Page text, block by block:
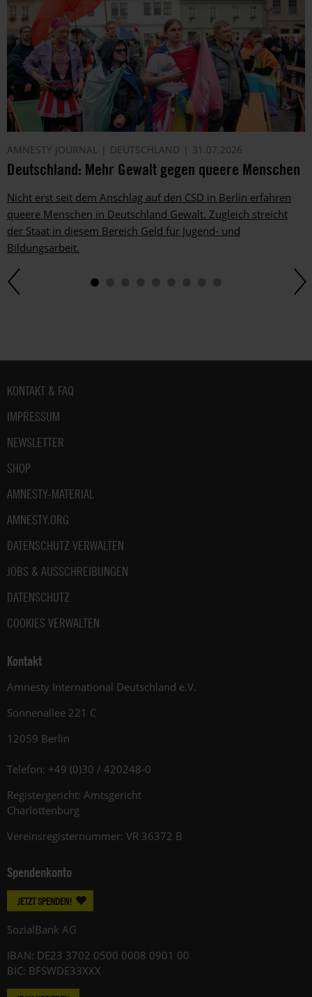
E-
Mail.
Dem
kannst
du
im
gesetzlichen
Rahmen
widersprechen.
Weitere
zum
Datenschutz
unter:
AMNESTY JOURNAL DEUTSCHLAND 31.07.2026
Deutschland: Mehr Gewalt gegen queere Menschen
Nicht erst seit dem Anschlag auf den CSD in Berlin erfahren
queere Menschen in Deutschland Gewalt. Zugleich streicht
der Staat in diesem Bereich Geld für Jugend- und
Bildungsarbeit.
Fußbereich
KONTAKT & FAQ
IMPRESSUM
NEWSLETTER
SHOP
AMNESTY-MATERIAL
AMNESTY.ORG
DATENSCHUTZ VERWALTEN
JOBS & AUSSCHREIBUNGEN
DATENSCHUTZ
COOKIES VERWALTEN
Kontakt
Amnesty International Deutschland e.V.
Sonnenallee 221 C
12059 Berlin
Telefon: +49 (0)30 / 420248-0
Registergericht: Amtsgericht
Charlottenburg
Vereinsregisternummer: VR 36372 B
Spendenkonto
JETZT SPENDEN!
SozialBank AG
IBAN: DE23 3702 0500 0008 0901 00
BIC: BFSWDE33XXX